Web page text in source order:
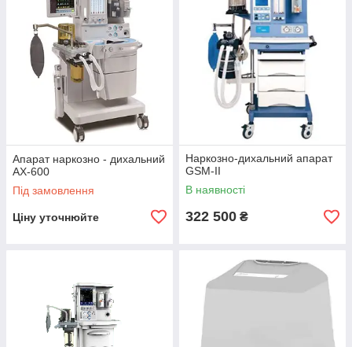
Апарат наркозно - дихальний
АХ-600
Під замовлення
Ціну уточнюйте
Наркозно-дихальний апарат
GSM-II
В наявності
322 500 ₴